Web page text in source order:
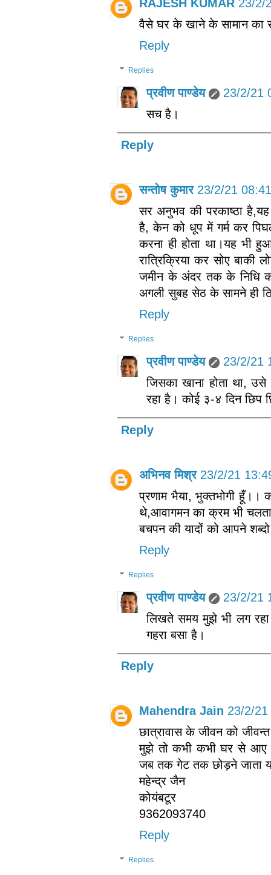
RAJESH KUMAR 23/2/
वैसे घर के खाने के सामान का
Reply
Replies
प्रवीण पाण्डेय
23/2/21
सच है।
Reply
सन्तोष कुमार 23/2/21 08:41
सर अनुभव की परकाष्ठा
है, केन को धूप में गर्म कर
करना ही होता था।यह भी
रात्रिक्रिया कर सोए
जमीन के अंदर तक के निधि
अगली सुबह सेठ के सामने ही
Reply
Replies
प्रवीण पाण्डेय
23/2/21
जिसका खाना होता था,
रहा है। कोई ३-४ दिन
Reply
अभिनव मिश्र 23/2/21
प्रणाम भैया, भुक्तभोगी हूँ।।
थे,आवागमन का क्रम भी
बचपन की यादों को आपने
Reply
Replies
प्रवीण पाण्डेय
23/2/21
लिखते समय मुझे भी लग रहा
गहरा बसा है।
Reply
Mahendra Jain 23/2/
छात्रावास के जीवन को
मुझे तो कभी कभी घर से आए
जब तक गेट तक छोड़ने जाता
महेन्द्र जैन
कोयंबटूर
9362093740
Reply
Replies